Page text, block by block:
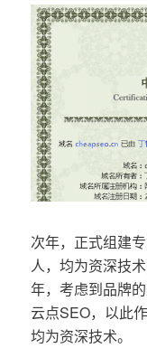
次年，正式组建
人，均为资深技
年，考虑到品牌
云点SEO，以此
均为资深技术。